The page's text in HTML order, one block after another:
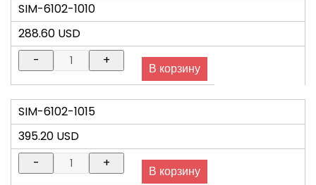
SIM-6102-1010
288.60 USD
SIM-6102-1015
395.20 USD